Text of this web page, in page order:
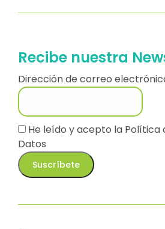
Recibe nuestra
Dirección de correo
He leído y acepto la Política
Datos